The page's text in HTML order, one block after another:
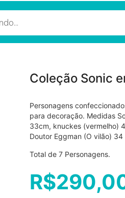
Coleção Sonic
Personagens
para decoração. Medidas
33cm, knuckes (vermelho)
Doutor Eggman (O vilão) 34
Total de 7 Personagens.
R$